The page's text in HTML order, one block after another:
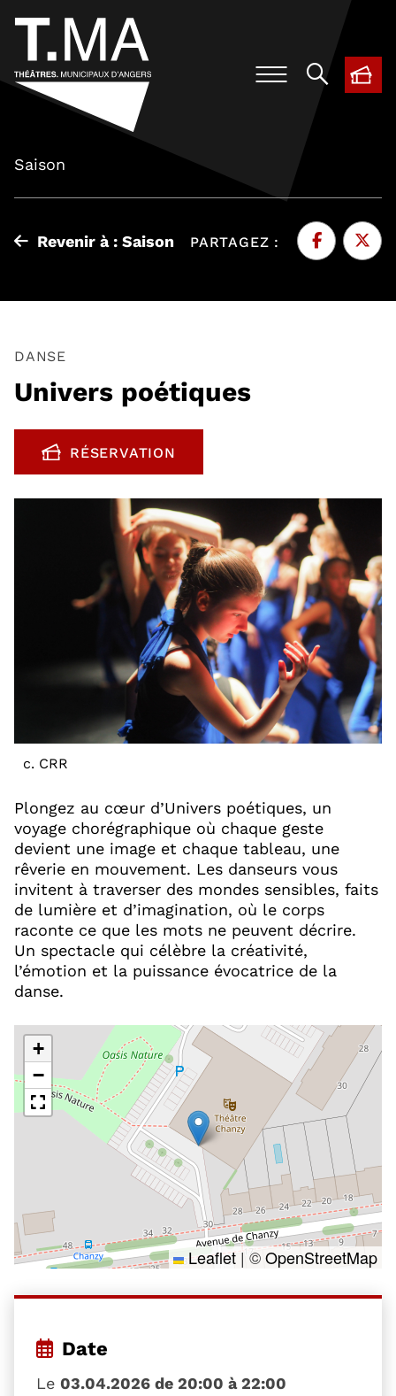
,
Saison
Revenir à : Saison PARTAGEZ :
DANSE
Univers poétiques
RÉSERVATION
, OUVRE UNE NOUVELLE FENÊTRE
c. CRR
Plongez au cœur d’Univers poétiques, un
voyage chorégraphique où chaque geste
devient une image et chaque tableau, une
rêverie en mouvement. Les danseurs vous
invitent à traverser des mondes sensibles, faits
de lumière et d’imagination, où le corps
raconte ce que les mots ne peuvent décrire.
Un spectacle qui célèbre la créativité,
l’émotion et la puissance évocatrice de la
danse.
+
−
Leaflet | ©OpenStreetMap
Date
Le 03.04.2026 de 20:00 à 22:00